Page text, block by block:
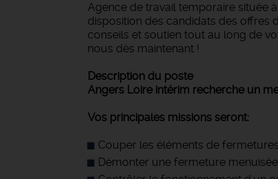
Agence de travail temporaire située
disposition des candidats des offres
conseils et soutien tout au long de
nous dès maintenant !
Description du poste
Angers Loire intérim recherche un
Vos principales missions seront:
Couper les éléments de
Démonter une fermeture